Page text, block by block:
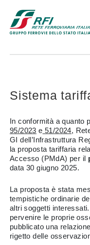
Sistema
In conformità a quanto
95/2023 e 51/2024,
GI dell’Infrastruttura
la proposta tariffaria
Accesso (PMdA) per il
data 30 giugno 2025.
La proposta è stata
tempistiche ordinarie
altri soggetti
pervenire le proprie
pubblicato una
rigetto delle